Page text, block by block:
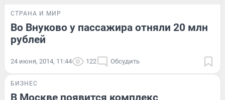
СТРАНА И МИР
Во Внуково у пассажира отняли 20 млн
рублей
24 июня, 2014, 11:44 122 Обсудить
БИЗНЕС
В Москве появится комплекс